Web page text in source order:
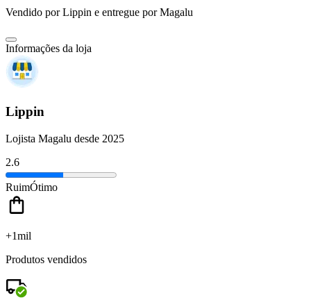
Vendido porLippin e entregue por Magalu
Informações da loja
Lippin
Lojista Magalu desde 2025
2.6
RuimÓtimo
+1mil
Produtos vendidos